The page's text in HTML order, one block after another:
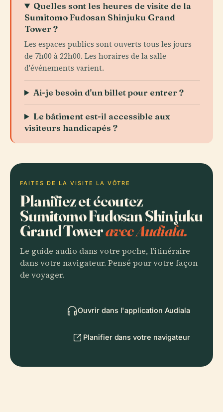
Quelles sont les heures de visite de la
Sumitomo Fudosan Shinjuku Grand
Tower ?
Les espaces publics sont ouverts tous les jours
de 7h00 à 22h00. Les horaires de la salle
d'événements varient.
Ai-je besoin d'un billet pour entrer ?
Le bâtiment est-il accessible aux
visiteurs handicapés ?
FAITES DE LA VISITE LA VÔTRE
Planifiez et écoutez
Sumitomo Fudosan Shinjuku
Grand Toweravec Audiala.
Le guide audio dans votre poche, l'itinéraire
dans votre navigateur. Pensé pour votre façon
de voyager.
Ouvrir dans l'application Audiala
Planifier dans votre navigateur